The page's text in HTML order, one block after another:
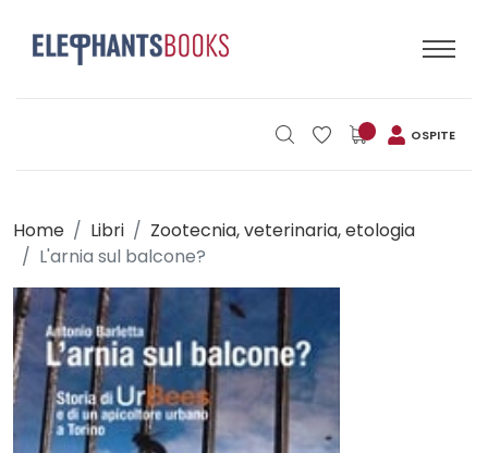
OSPITE
Home Libri
Zootecnia, veterinaria, etologia
L'arnia sul balcone?